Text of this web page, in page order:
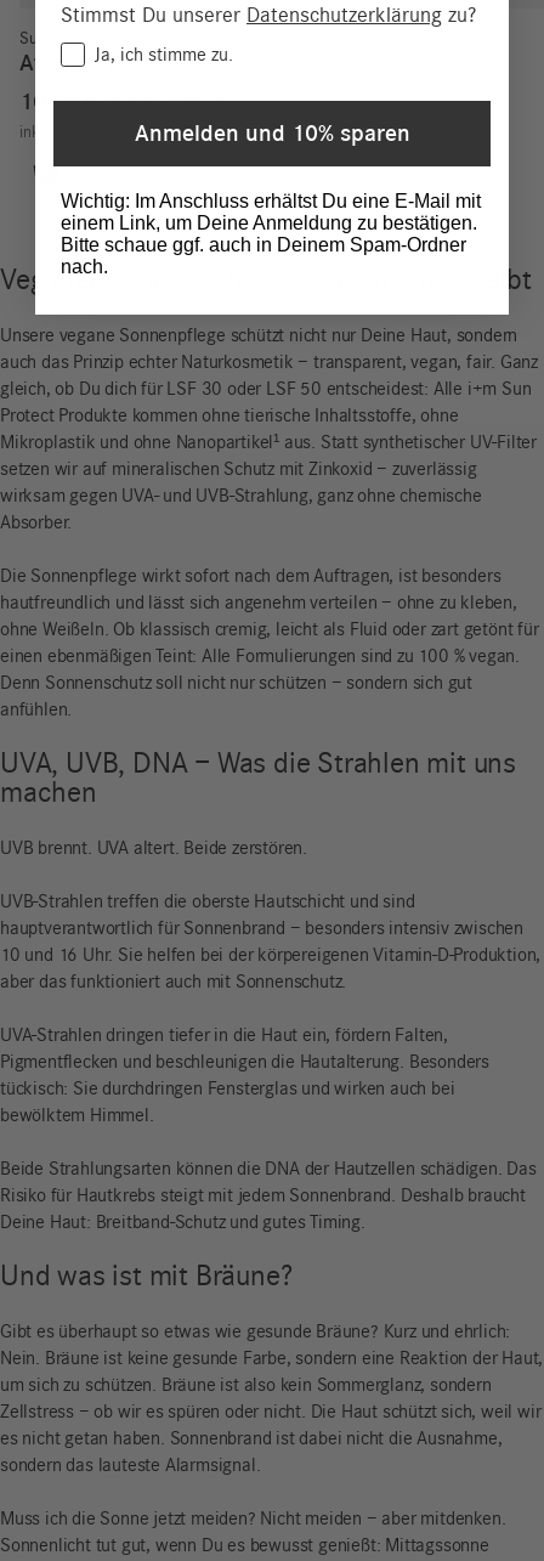
Sun Protect
After Sun Gel
10,90€ 10,90€/100 ml
inkl. MwSt.
Versand
Veganer Sonnenschutz – Wirkung, die bleibt
Unsere vegane Sonnenpflege schützt nicht nur Deine Haut, sondern
auch das Prinzip echter Naturkosmetik – transparent, vegan, fair. Ganz
gleich, ob Du dich für LSF 30 oder LSF 50 entscheidest: Alle i+m Sun
Protect Produkte kommen ohne tierische Inhaltsstoffe, ohne
Mikroplastik und ohne Nanopartikel¹ aus. Statt synthetischer UV-Filter
setzen wir auf mineralischen Schutz mit Zinkoxid – zuverlässig
wirksam gegen UVA- und UVB-Strahlung, ganz ohne chemische
Absorber.
Die Sonnenpflege wirkt sofort nach dem Auftragen, ist besonders
hautfreundlich und lässt sich angenehm verteilen – ohne zu kleben,
ohne Weißeln. Ob klassisch cremig, leicht als Fluid oder zart getönt für
einen ebenmäßigen Teint: Alle Formulierungen sind zu 100 % vegan.
Denn Sonnenschutz soll nicht nur schützen – sondern sich gut
anfühlen.
UVA, UVB, DNA – Was die Strahlen mit uns
machen
UVB brennt. UVA altert. Beide zerstören.
UVB-Strahlen treffen die oberste Hautschicht und sind
hauptverantwortlich für Sonnenbrand – besonders intensiv zwischen
10 und 16 Uhr. Sie helfen bei der körpereigenen Vitamin-D-Produktion,
aber das funktioniert auch mit Sonnenschutz.
UVA-Strahlen dringen tiefer in die Haut ein, fördern Falten,
Pigmentflecken und beschleunigen die Hautalterung. Besonders
tückisch: Sie durchdringen Fensterglas und wirken auch bei
bewölktem Himmel.
Beide Strahlungsarten können die DNA der Hautzellen schädigen. Das
Risiko für Hautkrebs steigt mit jedem Sonnenbrand. Deshalb braucht
Deine Haut: Breitband-Schutz und gutes Timing.
Und was ist mit Bräune?
Gibt es überhaupt so etwas wie gesunde Bräune? Kurz und ehrlich:
Nein. Bräune ist keine gesunde Farbe, sondern eine Reaktion der Haut,
um sich zu schützen. Bräune ist also kein Sommerglanz, sondern
Zellstress – ob wir es spüren oder nicht. Die Haut schützt sich, weil wir
es nicht getan haben. Sonnenbrand ist dabei nicht die Ausnahme,
sondern das lauteste Alarmsignal.
Muss ich die Sonne jetzt meiden? Nicht meiden – aber mitdenken.
Sonnenlicht tut gut, wenn Du es bewusst genießt: Mittagssonne
Stimmst Du unserer Datenschutzerklärung zu?
ConsentJa, ich stimme zu.
Anmelden und 10% sparen
Wichtig: Im Anschluss erhältst Du eine E-Mail mit
einem Link, um Deine Anmeldung zu bestätigen.
Bitte schaue ggf. auch in Deinem Spam-Ordner
nach.